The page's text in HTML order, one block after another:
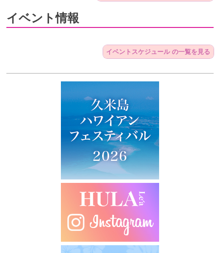
イベント情報
イベントスケジュール の一覧を見る